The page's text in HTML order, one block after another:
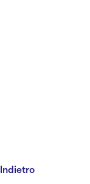
Indietro